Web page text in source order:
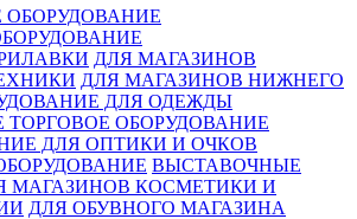
ДЛЯ МАГАЗИНОВ
ДЛЯ МАГАЗИНОВ НИЖНЕГО
ДЛЯ ОДЕЖДЫ
ОБОРУДОВАНИЕ
ДЛЯ ОПТИКИ И ОЧКОВ
ВЫСТАВОЧНЫЕ
МАГАЗИНОВ КОСМЕТИКИ И
ДЛЯ ОБУВНОГО МАГАЗИНА